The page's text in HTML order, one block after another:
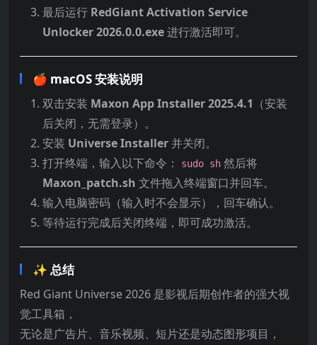
最后运行 RedGiant Activation Service
Unlocker 2026.0.0.exe进行激活即可。
🍎 macOS 安装说明
双击安装 Maxon App Installer 2025.4.1 （安装
后关闭，无需登录）。
安装 Universe Installer 并关闭。
打开终端，输入以下命令：
sudo sh 然后将
Maxon_patch.sh 文件拖入终端窗口并回车。
输入电脑密码（输入时不会显示），回车确认。
等待运行完成后关闭终端，即可成功激活。
✨ 总结
Red Giant Universe 2026 是影视后期创作者的强大视
觉工具箱，
无论是广告片、音乐视频、短片还是动态图形项目，